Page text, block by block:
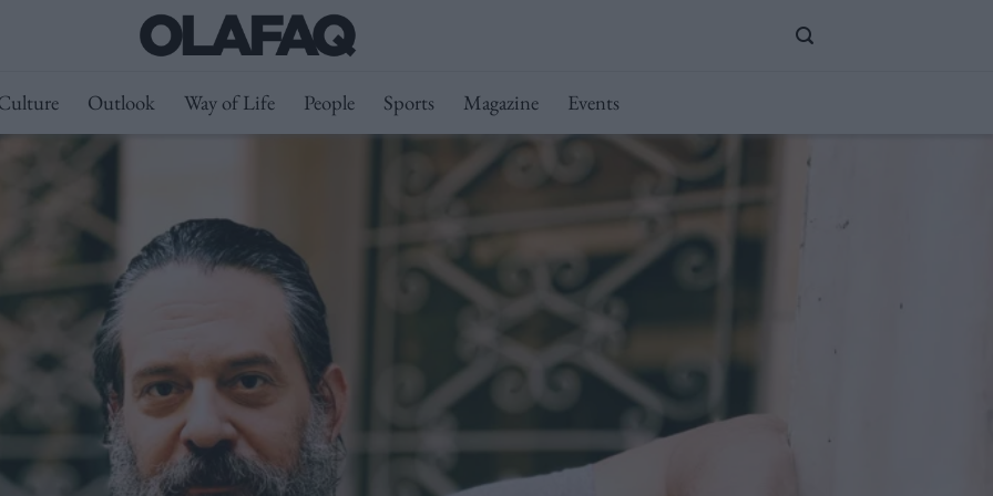
Outlook Way of Life People Sports Magazine Events